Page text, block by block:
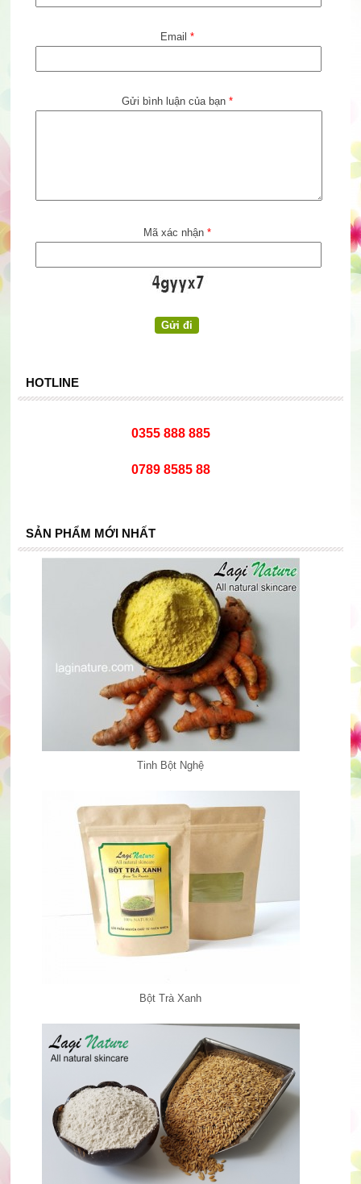
Email *
Gửi bình luận của bạn *
Mã xác nhận *
HOTLINE
0355 888 885
0789 8585 88
SẢN PHẨM MỚI NHẤT
Tinh Bột Nghệ
Bột Trà Xanh